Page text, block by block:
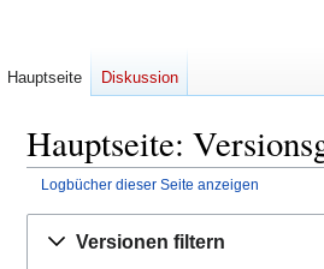
Hauptseite:
Logbücher dieser Seite anzeigen
Navigation
Suche
Versionen filtern
Hauptseite Diskussion